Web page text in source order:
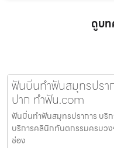
ดูบ
ฟันบิ่นทำฟันสมุทรปรา
ปาก ทำฟัน.com
ฟันบิ่นทำฟันสมุทรปราการ บริ
บริการคลินิกทันตกรรมครบว
ช่อง